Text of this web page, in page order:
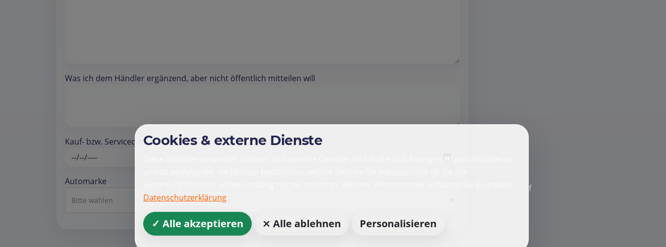
Was ich dem Händler ergänzend, aber nicht öffentlich mitteilen will
Kauf- bzw. Servicedatum *
Automarke
Bitte wählen
Cookies & externe Dienste
Diese Website verwendet Cookies und externe Dienste um Inhalte und Anzeigen zu personalisieren
Datenschutzerklärung
✓ Alle akzeptieren ⨯ Alle ablehnen Personalisieren
f